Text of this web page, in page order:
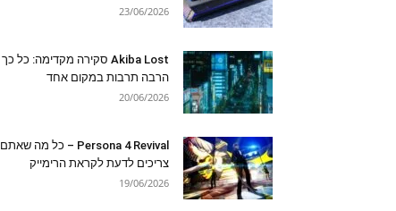
23/06/2026
Akiba Lost סקירה מקדימה: כל כך
הרבה תרבות במקום אחד
20/06/2026
Persona 4 Revival – כל מה שאתם
צריכים לדעת לקראת הרימייק
19/06/2026